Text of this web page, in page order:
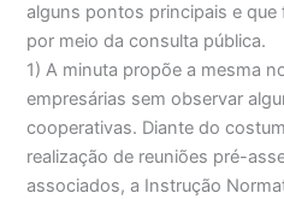
alguns pontos principais e
por meio da consulta pública.
1) A minuta propõe a mesma
empresárias sem observar
cooperativas. Diante do
realização de reuniões pré-
associados, a Instrução